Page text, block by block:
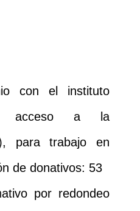
con el instituto
acceso a la
para trabajo en
de donativos: 53
por redondeo